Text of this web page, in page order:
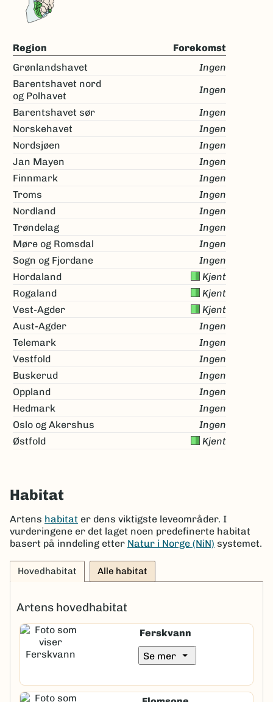
Region
Forekomst
Grønlandshavet
Ingen
Barentshavet nord
og Polhavet
Ingen
Barentshavet sør
Ingen
Norskehavet
Ingen
Nordsjøen
Ingen
Jan Mayen
Ingen
Finnmark
Ingen
Troms
Ingen
Nordland
Ingen
Trøndelag
Ingen
Møre og Romsdal
Ingen
Sogn og Fjordane
Ingen
Hordaland
Kjent
Rogaland
Kjent
Vest-Agder
Kjent
Aust-Agder
Ingen
Telemark
Ingen
Vestfold
Ingen
Buskerud
Ingen
Oppland
Ingen
Hedmark
Ingen
Oslo og Akershus
Ingen
Østfold
Kjent
Habitat
Artens habitat er dens viktigste leveområder. I
vurderingene er det laget noen predefinerte habitat
basert på inndeling etter Natur i Norge (NiN) systemet.
Hovedhabitat Alle habitat
Artens hovedhabitat
Ferskvann
Se mer arrow_drop_down